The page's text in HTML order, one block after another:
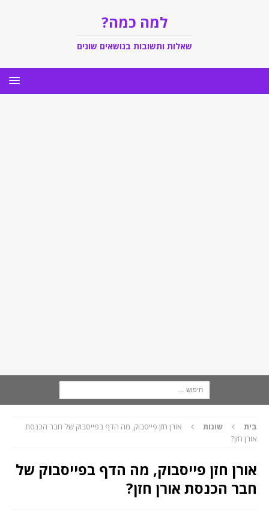
למה כמה?
שאלות ותשובות בנושאים שונים
בית שונות
אורן חזן פייסבוק, מה הדף בפייסבוק של חבר הכנסת
אורן חזן?
אורן חזן פייסבוק, מה הדף בפייסבוק של
חבר הכנסת אורן חזן?